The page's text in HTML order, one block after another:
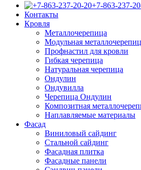
+7-863-237-
Контакты
Кровля
Металлочерепица
Модульная
Профнастил для кровли
Гибкая черепица
Натуральная черепица
Ондулин
Ондувилла
Черепица Ондулин
Композитная
Наплавляемые материалы
Фасад
Виниловый сайдинг
Стальной сайдинг
Фасадная плитка
Фасадные панели